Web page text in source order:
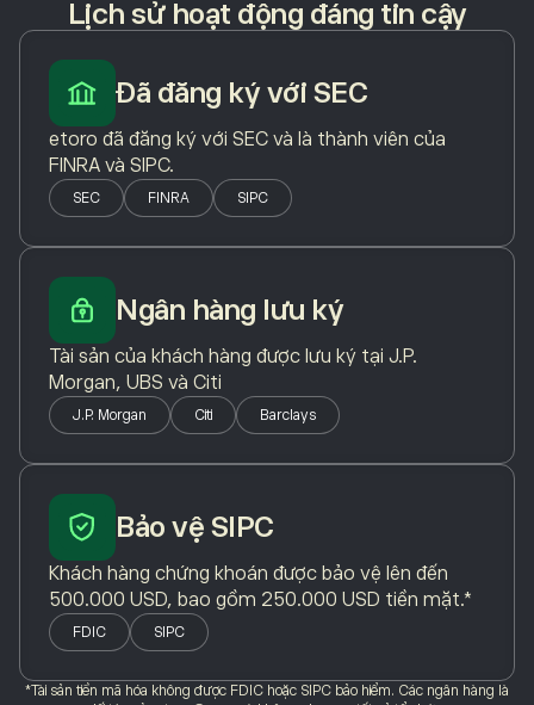
Lịch sử hoạt động đáng tin cậy
Đã đăng ký với SEC
etoro đã đăng ký với SEC và là thành viên của
FINRA và SIPC.
SEC FINRA SIPC
Ngân hàng lưu ký
Tài sản của khách hàng được lưu ký tại J.P.
Morgan, UBS và Citi
J.P. Morgan Citi Barclays
Bảo vệ SIPC
Khách hàng chứng khoán được bảo vệ lên đến
500.000 USD, bao gồm 250.000 USD tiền mặt.*
FDIC SIPC
*Tài sản tiền mã hóa không được FDIC hoặc SIPC bảo hiểm. Các ngân hàng là